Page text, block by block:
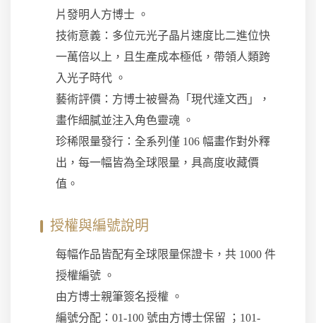
片發明人方博士 。
技術意義：多位元光子晶片速度比二進位快
一萬倍以上，且生產成本極低，帶領人類跨
入光子時代 。
藝術評價：方博士被譽為「現代達文西」，
畫作細膩並注入角色靈魂 。
珍稀限量發行：全系列僅 106 幅畫作對外釋
出，每一幅皆為全球限量，具高度收藏價
值。
授權與編號說明
每幅作品皆配有全球限量保證卡，共 1000 件
授權編號 。
由方博士親筆簽名授權 。
編號分配：01-100 號由方博士保留 ；101-